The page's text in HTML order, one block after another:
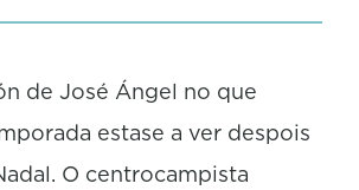
de José Ángel no que
estase a ver despois
O centrocampista